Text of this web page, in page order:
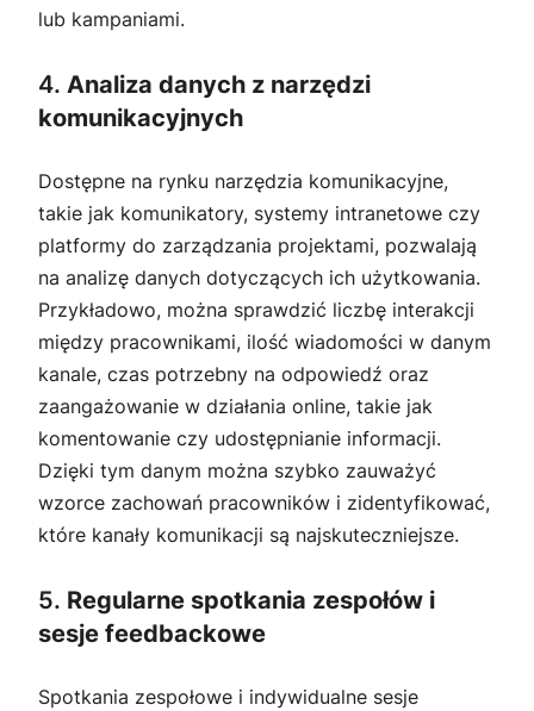
lub kampaniami.
4. Analiza danych z narzędzi
komunikacyjnych
Dostępne na rynku narzędzia komunikacyjne,
takie jak komunikatory, systemy intranetowe czy
platformy do zarządzania projektami, pozwalają
na analizę danych dotyczących ich użytkowania.
Przykładowo, można sprawdzić liczbę interakcji
między pracownikami, ilość wiadomości w danym
kanale, czas potrzebny na odpowiedź oraz
zaangażowanie w działania online, takie jak
komentowanie czy udostępnianie informacji.
Dzięki tym danym można szybko zauważyć
wzorce zachowań pracowników i zidentyfikować,
które kanały komunikacji są najskuteczniejsze.
5. Regularne spotkania zespołów i
sesje feedbackowe
Spotkania zespołowe i indywidualne sesje